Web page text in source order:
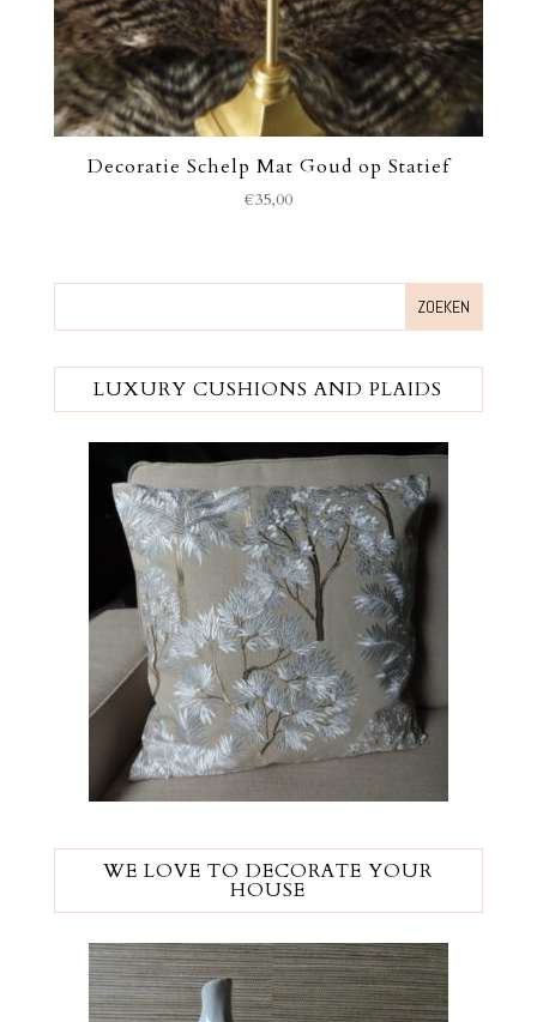
Decoratie Schelp Mat Goud op Statief
€35,00
LUXURY CUSHIONS AND PLAIDS
WE LOVE TO DECORATE YOUR
HOUSE